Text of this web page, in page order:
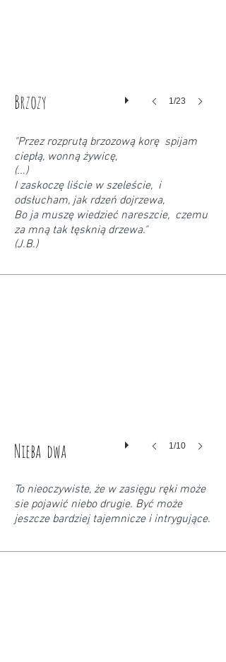
Brzozy 1/23
"Przez rozprutą brzozową korę spijam
ciepłą, wonną żywicę,
(...)
I zaskoczę liście w szeleście, i
odsłucham, jak rdzeń dojrzewa,
Bo ja muszę wiedzieć nareszcie, czemu
za mną tak tęsknią drzewa."
(J.B.)
Nieba dwa 1/10
To nieoczywiste, że w zasięgu ręki może
sie pojawić niebo drugie. Być może
jeszcze bardziej tajemnicze i intrygujące.